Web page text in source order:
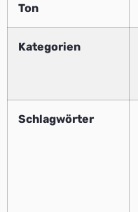
Ton
Kategorien
Schlagwörter